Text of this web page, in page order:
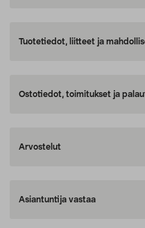
Tuotetiedot, liitteet ja
Ostotiedot, toimitukset ja
Arvostelut
Asiantuntija vastaa